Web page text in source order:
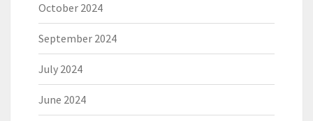
October 2024
September 2024
July 2024
June 2024